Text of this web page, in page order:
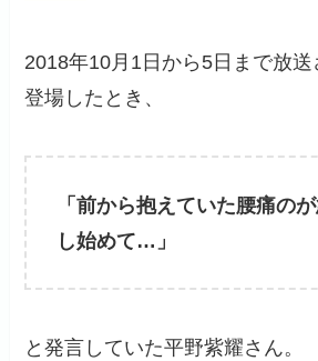
2018年10月1日から5日まで放
登場したとき、
「前から抱えていた腰痛の
し始めて…」
と発言していた平野紫耀さん。